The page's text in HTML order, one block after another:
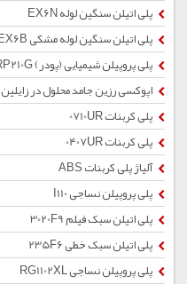
پلی اتیلن سنگین لوله EX6N
پلی اتیلن سنگین لوله مشکی EX6B
پلی پروپیلن شیمیایی (پودر) RP210G
اپوکسی رزین جامد محلول در زایلین E1X75LC
پلی کربنات 0710UR
پلی کربنات 0407UR
آلیاژ پلی کربنات ABS
پلی پروپیلن نساجی I110
پلی اتیلن سبک فیلم 3020F9
پلی اتیلن سبک خطی 235F6
پلی پروپیلن نساجی RG1102XL